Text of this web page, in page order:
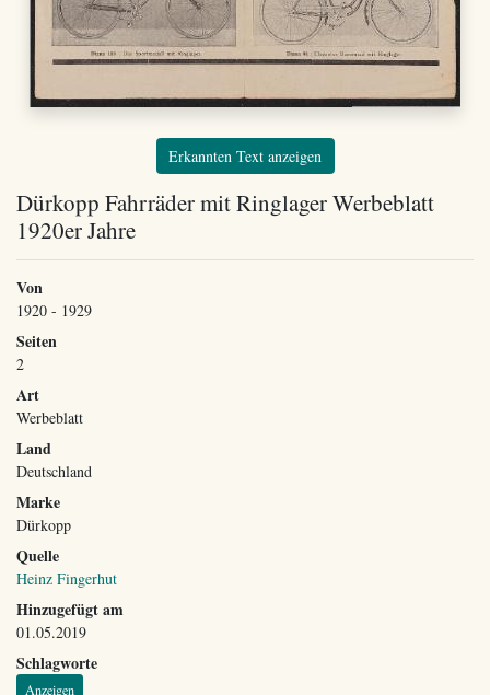
Erkannten Text anzeigen
Dürkopp Fahrräder mit Ringlager Werbeblatt
1920er Jahre
Von
1920 - 1929
Seiten
2
Art
Werbeblatt
Land
Deutschland
Marke
Dürkopp
Quelle
Heinz Fingerhut
Hinzugefügt am
01.05.2019
Schlagworte
Anzeigen